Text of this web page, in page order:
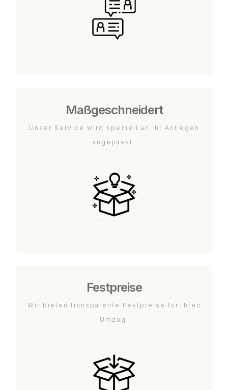
Maßgeschneidert
Unser Service wird speziell an Ihr Anliegen
angepasst.
Festpreise
Wir bieten transparente Festpreise für Ihren
Umzug.